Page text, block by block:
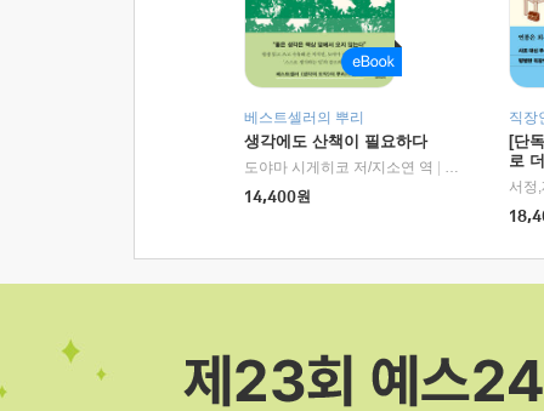
베스트셀러의 뿌리
생각에도 산책이 필요하다
도야마 시게히코 저/지소연 역
알에이치코리
14,400원
직장
[단
로